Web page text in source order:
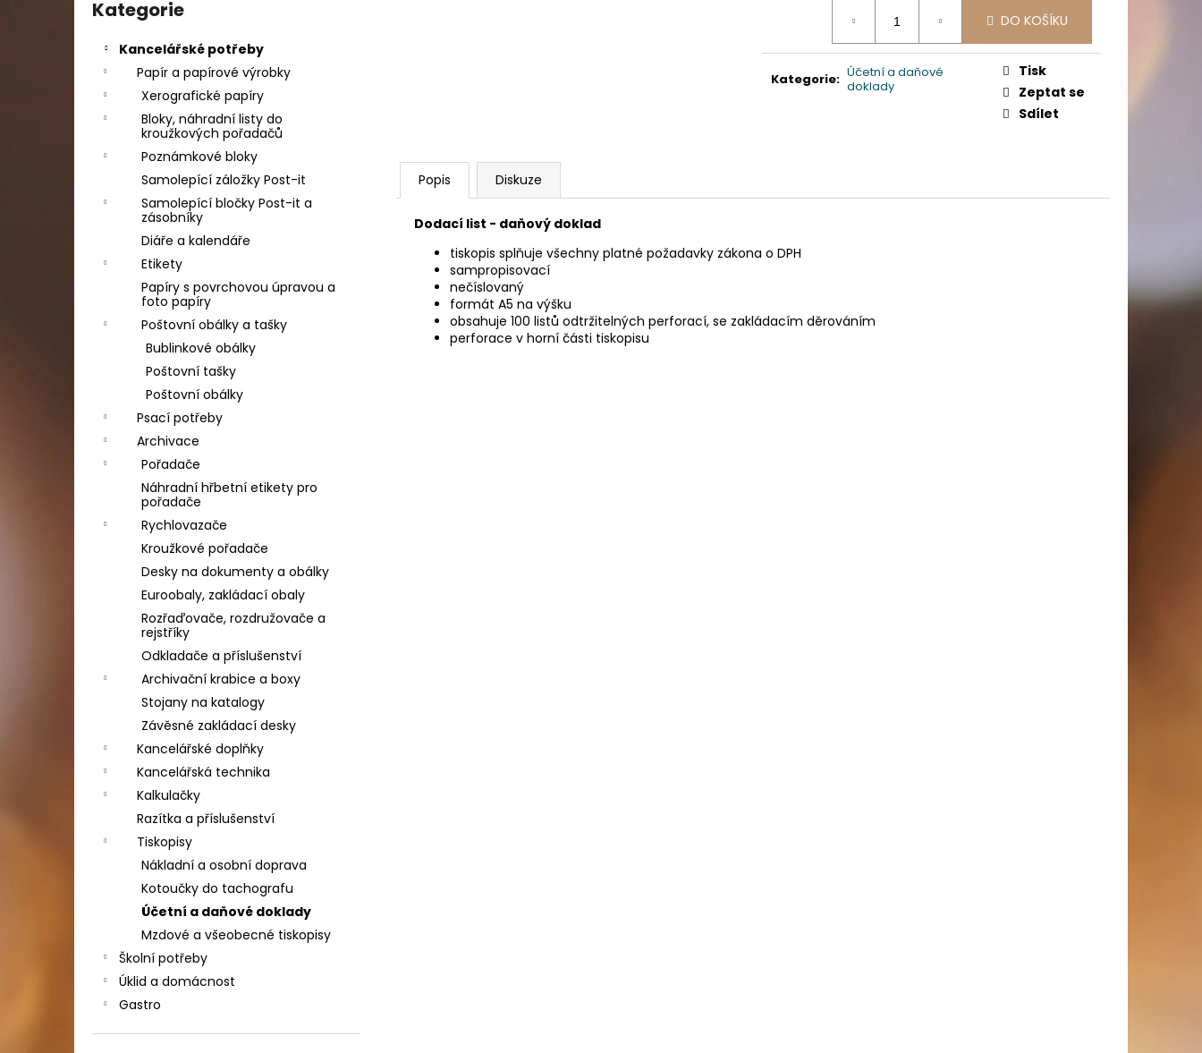
kategorie
Kategorie
Kancelářské potřeby
Papír a papírové výrobky
Xerografické papíry
Bloky, náhradní listy do
kroužkových pořadačů
Poznámkové bloky
Samolepící záložky Post-it
Samolepící bločky Post-it a
zásobníky
Diáře a kalendáře
Etikety
Papíry s povrchovou úpravou a
foto papíry
Poštovní obálky a tašky
Bublinkové obálky
Poštovní tašky
Poštovní obálky
Psací potřeby
Archivace
Pořadače
Náhradní hřbetní etikety pro
pořadače
Rychlovazače
Kroužkové pořadače
Desky na dokumenty a obálky
Euroobaly, zakládací obaly
Rozřaďovače, rozdružovače a
rejstříky
Odkladače a příslušenství
Archivační krabice a boxy
Stojany na katalogy
Závěsné zakládací desky
Kancelářské doplňky
Kancelářská technika
Kalkulačky
Razítka a příslušenství
Tiskopisy
Nákladní a osobní doprava
Kotoučky do tachografu
Účetní a daňové doklady
Mzdové a všeobecné tiskopisy
Školní potřeby
Úklid a domácnost
Gastro
DO KOŠÍKU
Kategorie: Účetní a daňové
doklady
Tisk
Zeptat se
Sdílet
Popis Diskuze
Dodací list - daňový doklad
tiskopis splňuje všechny platné požadavky zákona o DPH
sampropisovací
nečíslovaný
formát A5 na výšku
obsahuje 100 listů odtržitelných perforací, se zakládacím děrováním
perforace v horní části tiskopisu
DAHLE LAMINÁTOR 70103, A3, 2 VÁLCE
Původně:2 667 Kč
ETIKETY SAMOLEPICÍ 70X37 MM POTISK